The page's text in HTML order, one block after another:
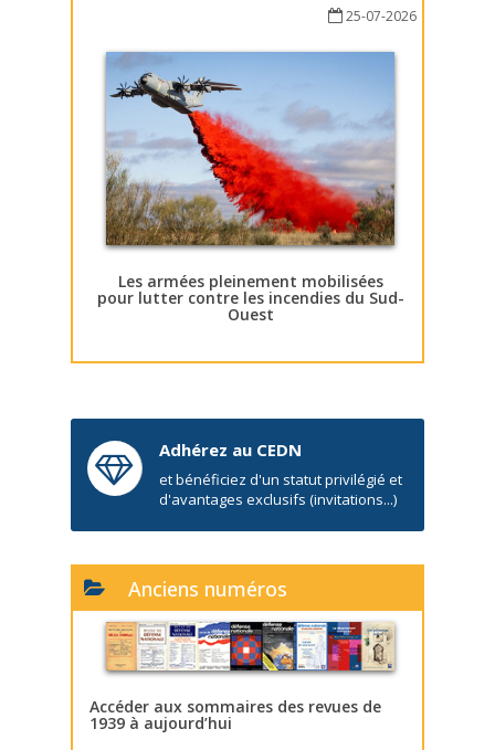
25-07-2026
Les armées pleinement mobilisées
pour lutter contre les incendies du Sud-
Ouest
Adhérez au CEDN
et bénéficiez d'un statut privilégié et
d'avantages exclusifs (invitations...)
Anciens numéros
Accéder aux sommaires des revues de
1939 à aujourd’hui